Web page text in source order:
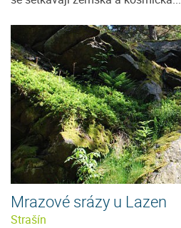
Mrazové srázy u Lazen
Strašín